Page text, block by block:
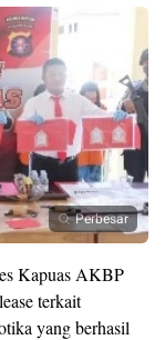
Perbesar
Kapuas AKBP
terkait
yang berhasil